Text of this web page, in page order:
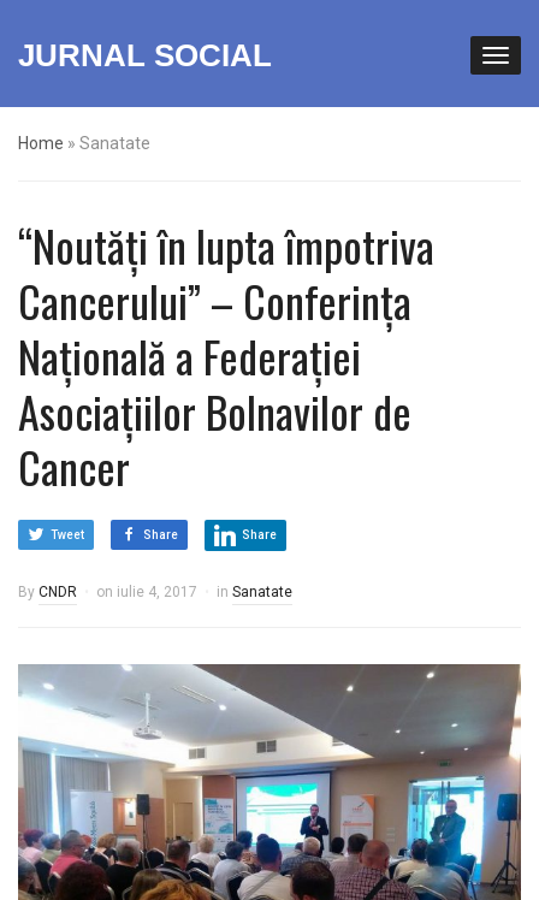
JURNAL SOCIAL
Home » Sanatate
“Noutăți în lupta împotriva
Cancerului” – Conferința
Națională a Federației
Asociațiilor Bolnavilor de
Cancer
Tweet Share Share
By CNDR on iulie 4, 2017 in Sanatate